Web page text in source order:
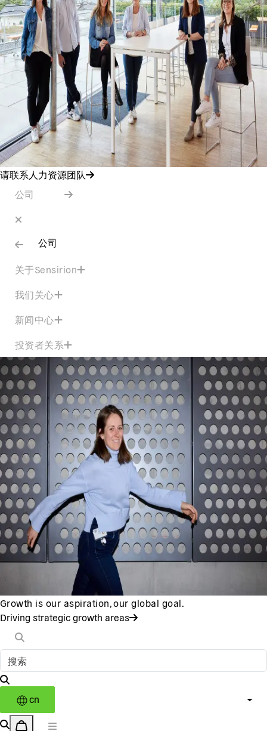
请联系人力资源团队
公司
公司
关于Sensirion
我们关心
新闻中心
投资者关系
Growth is our aspiration, our global goal.
Driving strategic growth areas
cn